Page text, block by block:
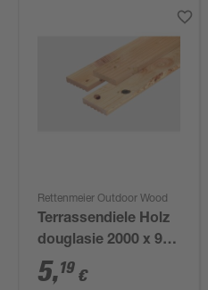
Rettenmeier Outdoor Wood
Terrassendiele Holz
douglasie 2000 x 95
x 21 mm
5,19 €